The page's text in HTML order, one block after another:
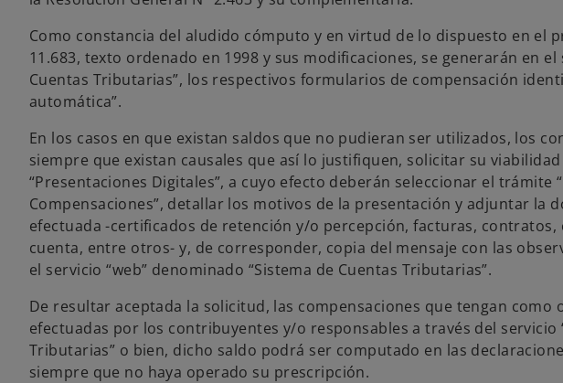
Como constancia del aludido cómputo y en virtud de lo dispuesto en el
11.683, texto ordenado en 1998 y sus modificaciones, se generarán en el
Cuentas Tributarias”, los respectivos formularios de compensación
automática”.
En los casos en que existan saldos que no pudieran ser utilizados, los
siempre que existan causales que así lo justifiquen, solicitar su
“Presentaciones Digitales”, a cuyo efecto deberán seleccionar el trámite
Compensaciones”, detallar los motivos de la presentación y adjuntar la
efectuada -certificados de retención y/o percepción, facturas,
cuenta, entre otros- y, de corresponder, copia del mensaje con las
el servicio “web” denominado “Sistema de Cuentas Tributarias”.
De resultar aceptada la solicitud, las compensaciones que tengan
efectuadas por los contribuyentes y/o responsables a través del servicio
Tributarias” o bien, dicho saldo podrá ser computado en las
siempre que no haya operado su prescripción.